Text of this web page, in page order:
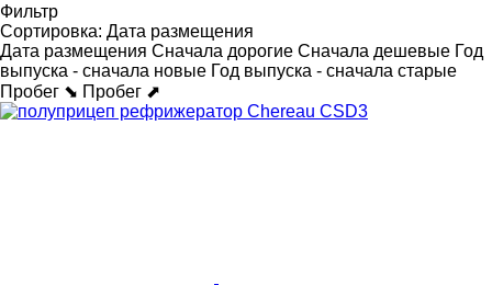
Фильтр
Сортировка: Дата размещения
Дата размещения Сначала дорогие Сначала дешевые Год
выпуска - сначала новые Год выпуска - сначала старые
Пробег ⬊ Пробег ⬈